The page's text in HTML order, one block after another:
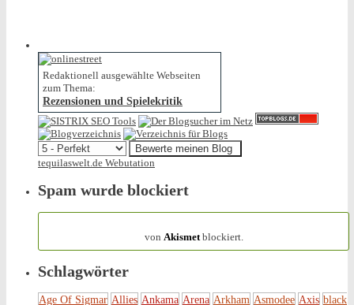
Redaktionell ausgewählte Webseiten
zum Thema:
Rezensionen und Spielekritik
tequilaswelt.de Webutation
Spam wurde blockiert
von Akismetblockiert.
Schlagwörter
Age Of Sigmar Allies Ankama Arena Arkham Asmodee Axis black